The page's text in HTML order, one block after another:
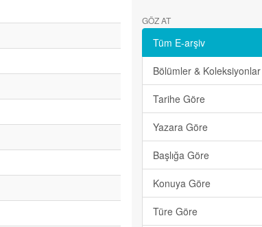
GÖZ AT
Tüm E-arşiv
Bölümler & Koleksiyonlar
Tarihe Göre
Yazara Göre
Başlığa Göre
Konuya Göre
Türe Göre